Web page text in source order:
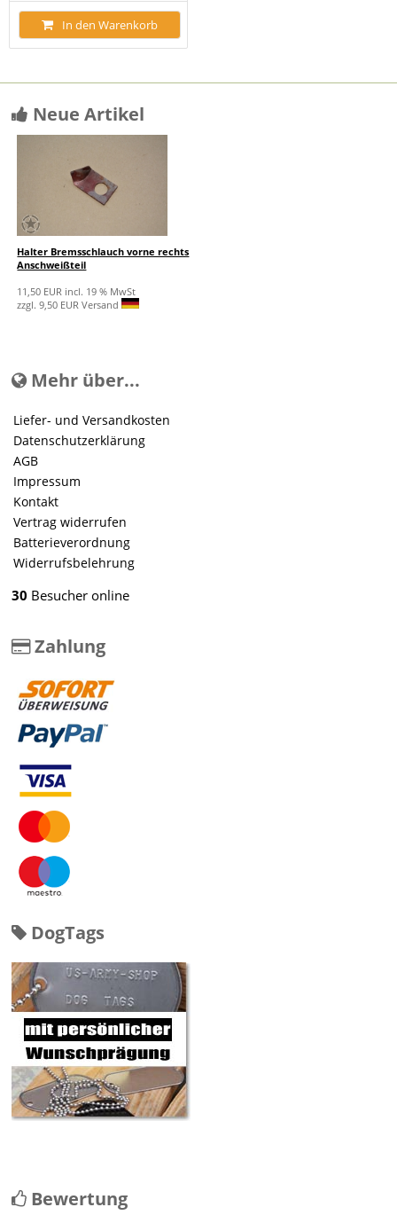
In den Warenkorb
Neue Artikel
Halter Bremsschlauch vorne rechts
Anschweißteil
11,50 EUR incl. 19 % MwSt
zzgl. 9,50 EUR Versand
Mehr über...
Liefer- und Versandkosten
Datenschutzerklärung
AGB
Impressum
Kontakt
Vertrag widerrufen
Batterieverordnung
Widerrufsbelehrung
30 Besucher online
Zahlung
DogTags
Bewertung